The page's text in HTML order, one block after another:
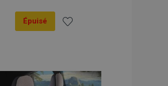
Épuisé
liste